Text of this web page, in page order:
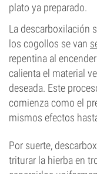
plato ya preparado.
La descarboxilación
los cogollos se van
repentina al
calienta el material
deseada. Este
comienza como el
mismos efectos
Por suerte,
triturar la hierba en